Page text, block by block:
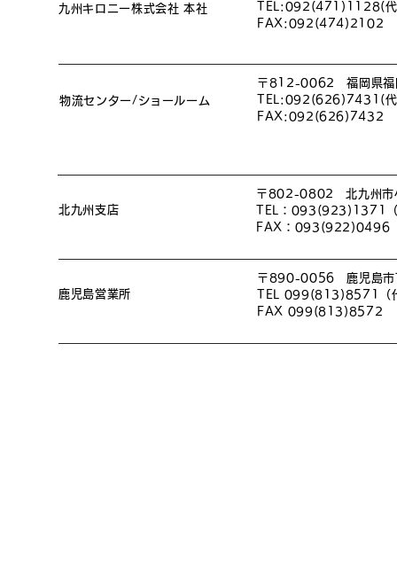
九州キロニー株式会社 本社
TEL:092(471)1128(
FAX:092(474)2102
物流センター/ショールーム
〒812-0062 福岡県福
TEL:092(626)7431(
FAX:092(626)7432
北九州支店
〒802-0802 北九州市
TEL：093(923)1371
FAX：093(922)0496
鹿児島営業所
〒890-0056 鹿児島市
TEL 099(813)8571（
FAX 099(813)8572